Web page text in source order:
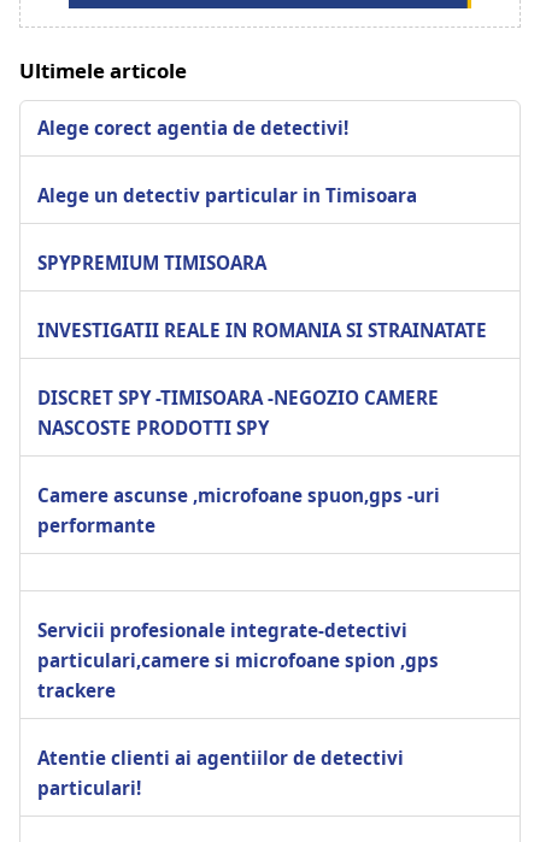
Ultimele articole
Alege corect agentia de detectivi!
Alege un detectiv particular in Timisoara
SPYPREMIUM TIMISOARA
INVESTIGATII REALE IN ROMANIA SI STRAINATATE
DISCRET SPY -TIMISOARA -NEGOZIO CAMERE
NASCOSTE PRODOTTI SPY
Camere ascunse ,microfoane spuon,gps -uri
performante
Servicii profesionale integrate-detectivi
particulari,camere si microfoane spion ,gps
trackere
Atentie clienti ai agentiilor de detectivi
particulari!